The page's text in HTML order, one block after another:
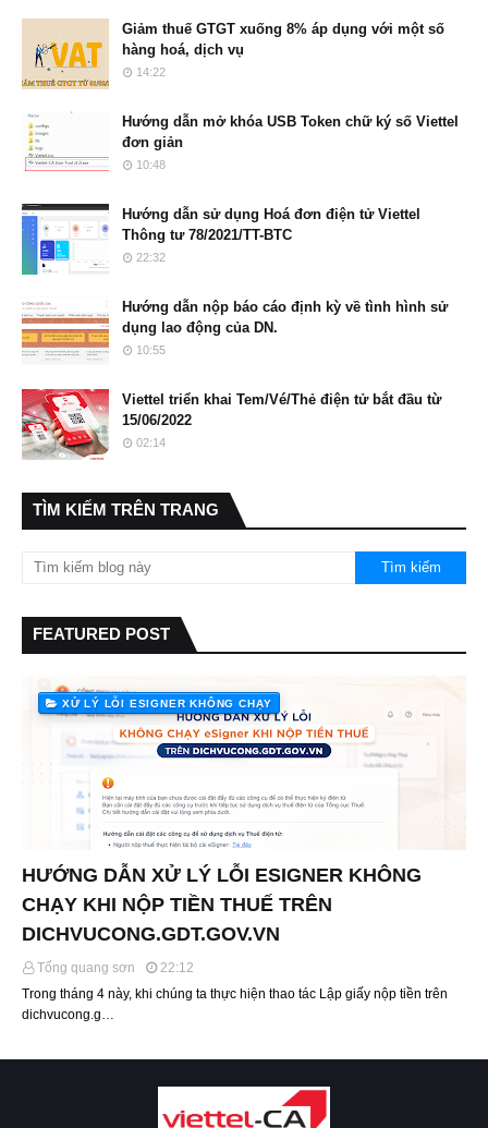
Giảm thuế GTGT xuống 8% áp dụng với một số
hàng hoá, dịch vụ
14:22
Hướng dẫn mở khóa USB Token chữ ký số Viettel
đơn giản
10:48
Hướng dẫn sử dụng Hoá đơn điện tử Viettel
Thông tư 78/2021/TT-BTC
22:32
Hướng dẫn nộp báo cáo định kỳ về tình hình sử
dụng lao động của DN.
10:55
Viettel triển khai Tem/Vé/Thẻ điện tử bắt đầu từ
15/06/2022
02:14
TÌM KIẾM TRÊN TRANG
FEATURED POST
XỬ LÝ LỖI ESIGNER KHÔNG CHẠY
HƯỚNG DẪN XỬ LÝ LỖI ESIGNER KHÔNG
CHẠY KHI NỘP TIỀN THUẾ TRÊN
DICHVUCONG.GDT.GOV.VN
Tống quang sơn
22:12
Trong tháng 4 này, khi chúng ta thực hiện thao tác Lập giấy nộp tiền trên
dichvucong.g…